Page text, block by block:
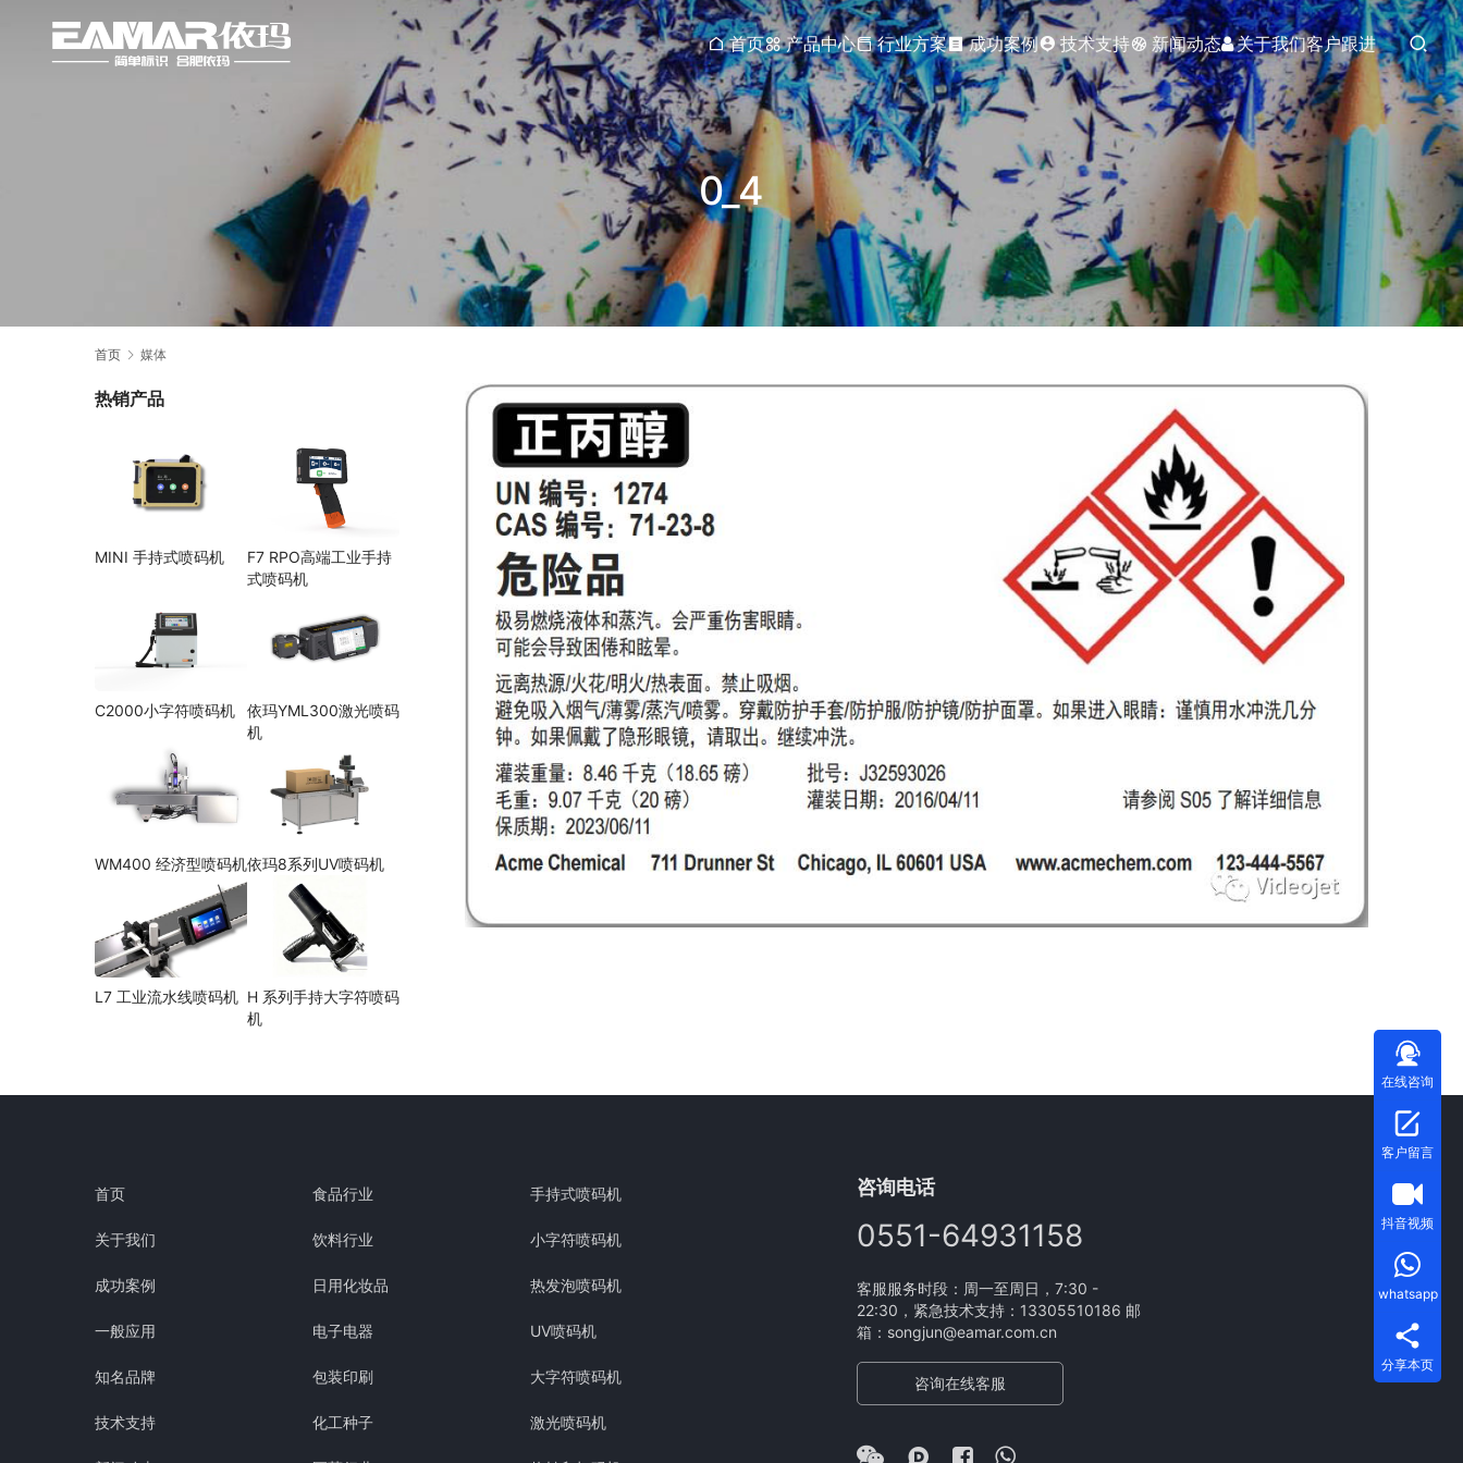
首页 产品中心 行业方案 成功案例 技术支持 新闻动态 关于我们客户跟进
0_4
首页 媒体
热销产品
MINI 手持式喷码机
F7 RPO高端工业手持
式喷码机
C2000小字符喷码机
依玛YML300激光喷码
机
WM400 经济型喷码机依玛8系列UV喷码机
L7 工业流水线喷码机 H 系列手持大字符喷码
机
首页
关于我们
成功案例
一般应用
知名品牌
技术支持
食品行业
饮料行业
日用化妆品
电子电器
包装印刷
化工种子
手持式喷码机
小字符喷码机
热发泡喷码机
UV喷码机
大字符喷码机
激光喷码机
咨询电话
0551-64931158
客服服务时段：周一至周日，7:30 -
22:30，紧急技术支持：13305510186 邮
箱：songjun@eamar.com.cn
咨询在线客服
在线咨询
客户留言
抖音视频
whatsapp
分享本页